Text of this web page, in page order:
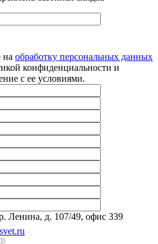
на обработку персональных данных
конфиденциальности и
с ее условиями.
Ленина, д. 107/49, офис 339